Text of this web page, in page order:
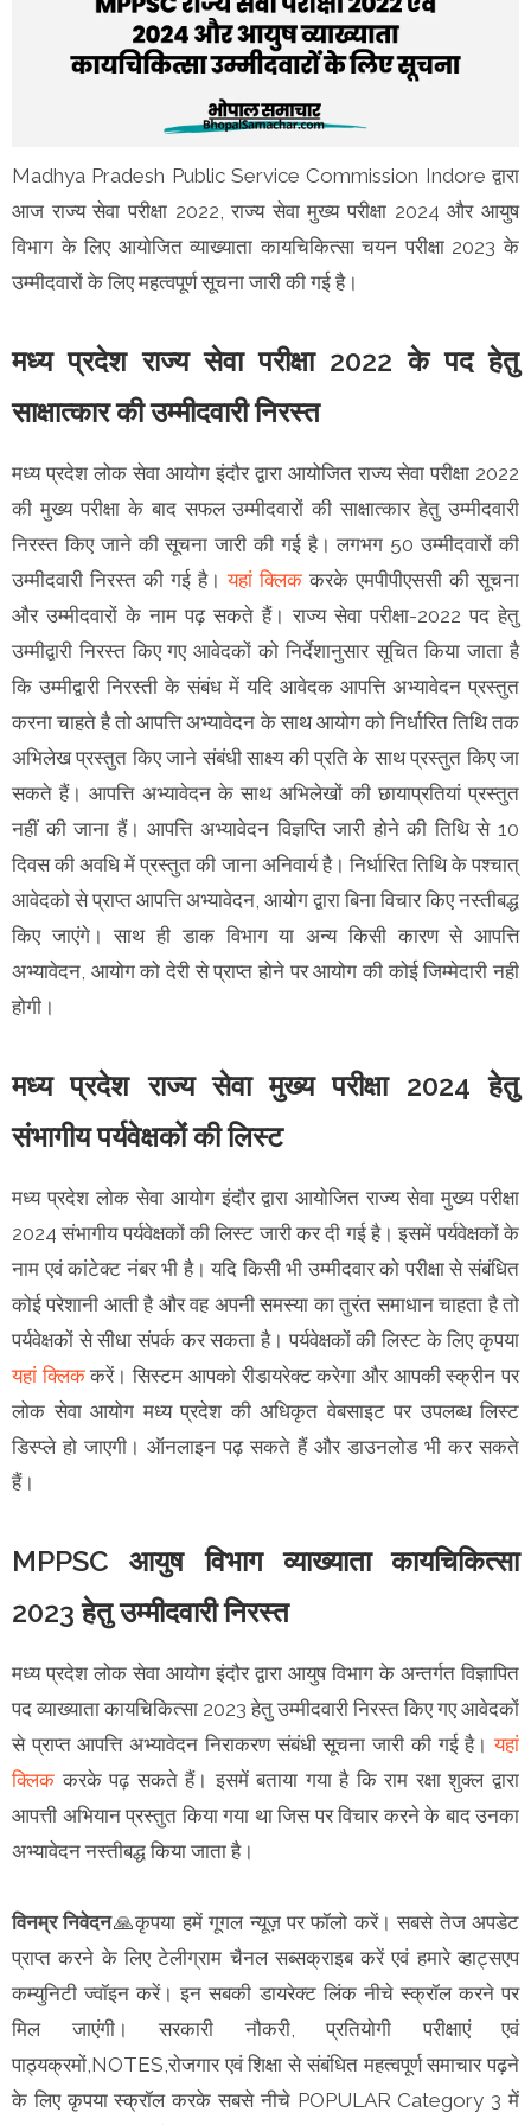
Madhya Pradesh Public Service Commission Indore द्वारा
आज राज्य सेवा परीक्षा 2022, राज्य सेवा मुख्य परीक्षा 2024 और आयुष
विभाग के लिए आयोजित व्‍याख्‍याता कायचिकित्‍सा चयन परीक्षा 2023 के
उम्मीदवारों के लिए महत्वपूर्ण सूचना जारी की गई है।
मध्य प्रदेश राज्‍य सेवा परीक्षा 2022 के पद हेतु
साक्षात्‍कार की उम्‍मीदवारी निरस्‍त
मध्य प्रदेश लोक सेवा आयोग इंदौर द्वारा आयोजित राज्य सेवा परीक्षा 2022
की मुख्य परीक्षा के बाद सफल उम्मीदवारों की साक्षात्कार हेतु उम्मीदवारी
निरस्त किए जाने की सूचना जारी की गई है। लगभग 50 उम्मीदवारों की
उम्मीदवारी निरस्त की गई है।यहां क्लिक करके एमपीपीएससी की सूचना
और उम्मीदवारों के नाम पढ़ सकते हैं। राज्य सेवा परीक्षा-2022 पद हेतु
उम्मीद्वारी निरस्त किए गए आवेदकों को निर्देशानुसार सूचित किया जाता है
कि उम्मीद्वारी निरस्ती के संबंध में यदि आवेदक आपत्ति अभ्यावेदन प्रस्तुत
करना चाहते है तो आपत्ति अभ्यावेदन के साथ आयोग को निर्धारित तिथि तक
अभिलेख प्रस्तुत किए जाने संबंधी साक्ष्य की प्रति के साथ प्रस्तुत किए जा
सकते हैं। आपत्ति अभ्यावेदन के साथ अभिलेखों की छायाप्रतियां प्रस्तुत
नहीं की जाना हैं। आपत्ति अभ्यावेदन विज्ञप्ति जारी होने की तिथि से 10
दिवस की अवधि में प्रस्तुत की जाना अनिवार्य है। निर्धारित तिथि के पश्चात्
आवेदको से प्राप्त आपत्ति अभ्यावेदन, आयोग द्वारा बिना विचार किए नस्तीबद्ध
किए जाएंगे। साथ ही डाक विभाग या अन्य किसी कारण से आपत्ति
अभ्यावेदन, आयोग को देरी से प्राप्त होने पर आयोग की कोई जिम्मेदारी नही
होगी।
मध्य प्रदेश राज्‍य सेवा मुख्‍य परीक्षा 2024 हेतु
संभागीय पर्यवेक्षकों की लिस्ट
मध्य प्रदेश लोक सेवा आयोग इंदौर द्वारा आयोजित राज्य सेवा मुख्य परीक्षा
2024 संभागीय पर्यवेक्षकों की लिस्ट जारी कर दी गई है। इसमें पर्यवेक्षकों के
नाम एवं कांटेक्ट नंबर भी है। यदि किसी भी उम्मीदवार को परीक्षा से संबंधित
कोई परेशानी आती है और वह अपनी समस्या का तुरंत समाधान चाहता है तो
पर्यवेक्षकों से सीधा संपर्क कर सकता है। पर्यवेक्षकों की लिस्ट के लिए कृपया
यहां क्लिककरें। सिस्टम आपको रीडायरेक्ट करेगा और आपकी स्क्रीन पर
लोक सेवा आयोग मध्य प्रदेश की अधिकृत वेबसाइट पर उपलब्ध लिस्ट
डिस्प्ले हो जाएगी। ऑनलाइन पढ़ सकते हैं और डाउनलोड भी कर सकते
हैं।
MPPSC आयुष विभाग व्‍याख्‍याता कायचिकित्‍सा
2023 हेतु उम्‍मीदवारी निरस्‍त
मध्य प्रदेश लोक सेवा आयोग इंदौर द्वारा आयुष विभाग के अन्‍तर्गत विज्ञापित
पद व्‍याख्‍याता कायचिकित्‍सा 2023 हेतु उम्‍मीदवारी निरस्‍त किए गए आवेदकों
से प्राप्‍त आपत्ति अभ्‍यावेदन निराकरण संबंधी सूचना जारी की गई है।यहां
क्लिक करके पढ़ सकते हैं। इसमें बताया गया है कि राम रक्षा शुक्ल द्वारा
आपत्ती अभियान प्रस्तुत किया गया था जिस पर विचार करने के बाद उनका
अभ्यावेदन नस्तीबद्ध किया जाता है।
विनम्र निवेदन🙏कृपया हमें गूगल न्यूज़ पर फॉलो करें। सबसे तेज अपडेट
प्राप्त करने के लिए टेलीग्राम चैनल सब्सक्राइब करें एवं हमारे व्हाट्सएप
कम्युनिटी ज्वॉइन करें। इन सबकी डायरेक्ट लिंक नीचे स्क्रॉल करने पर
मिल जाएंगी। सरकारी नौकरी, प्रतियोगी परीक्षाएं एवं
पाठ्यक्रमों,NOTES,रोजगार एवं शिक्षा से संबंधित महत्वपूर्ण समाचार पढ़ने
के लिए कृपया स्क्रॉल करके सबसे नीचे POPULAR Category 3 में